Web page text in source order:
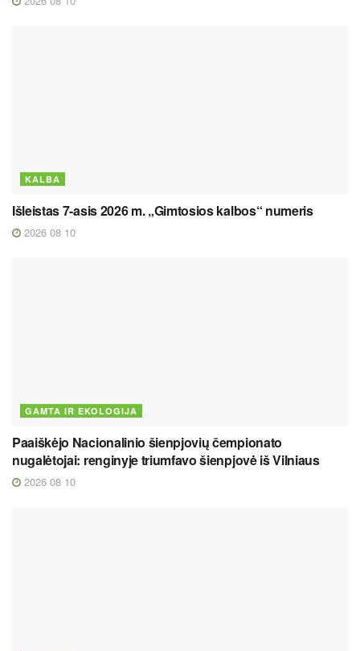
KALBA
Išleistas 7-asis 2026 m. „Gimtosios kalbos“ numeris
2026 08 10
GAMTA IR EKOLOGIJA
Paaiškėjo Nacionalinio šienpjovių čempionato
nugalėtojai: renginyje triumfavo šienpjovė iš Vilniaus
2026 08 10